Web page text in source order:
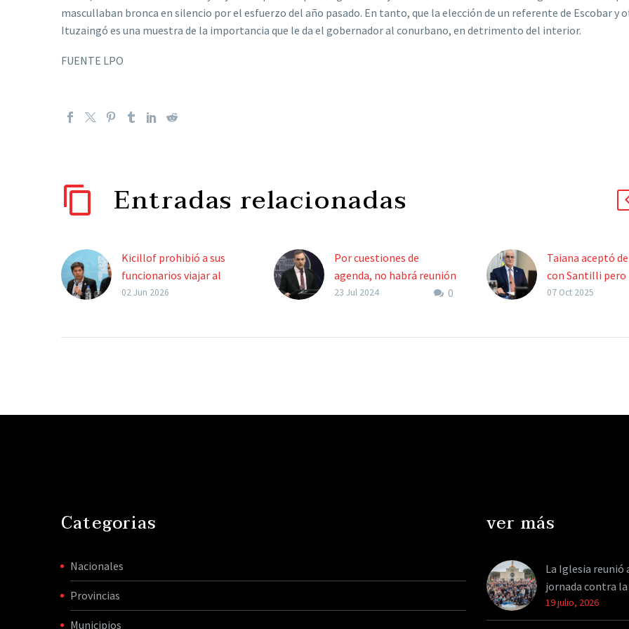
mascullaban bronca en silencio por el esfuerzo del año pasado. En tanto, que la elección de un referente de Escobar y
Ituzaingó es una muestra de la importancia que le da el gobernador al conurbano, en detrimento del interior.
FUENTE LPO
Entradas relacionadas
Kicillof prohibió a sus
funcionarios viajar al
Mundial y advirtió que
bonaerense. El Gobierno
02 Jun 2026
Por cuestiones de
agenda, no habrá reunión
de Gabinete
0
23 Jul 2024
Taiana aceptó
con Santilli pero
condicionó la
podrían
07 Oct 2025
Categorias
Nacionales
Provincias
Municipios
ver más
La Iglesia reunió
jornada contra
19 julio, 2026